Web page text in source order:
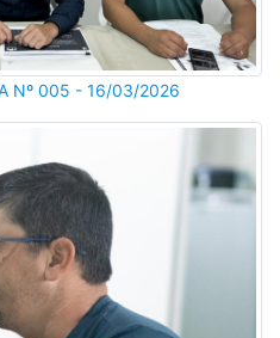
Nº 005 - 16/03/2026